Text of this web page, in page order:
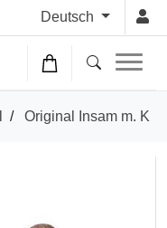
Deutsch
/ Original Insam m. K